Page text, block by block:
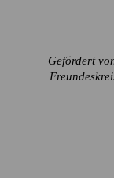
Gefördert